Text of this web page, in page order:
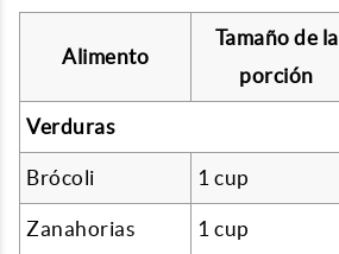
Alimento
Tamaño de la
porción
Verduras
Brócoli 1 cup
Zanahorias 1 cup